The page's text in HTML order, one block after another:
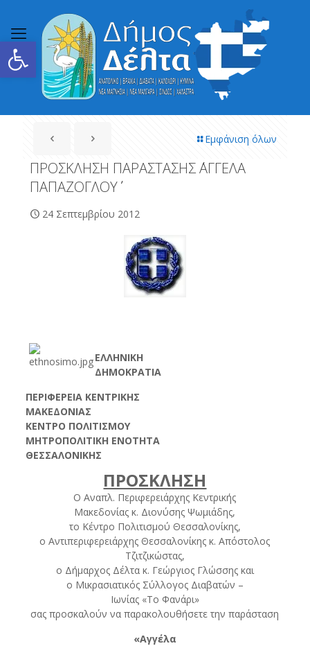
Ανοίξτε τη γραμμή εργαλείων
Εμφάνιση όλων
ΠΡΟΣΚΛΗΣΗ ΠΑΡΑΣΤΑΣΗΣ ΄΄ΑΓΓΕΛΑ
ΠΑΠΑΖΟΓΛΟΥ΄΄
24 Σεπτεμβρίου 2012
ΕΛΛΗΝΙΚΗ
ΔΗΜΟΚΡΑΤΙΑ
ΠΕΡΙΦΕΡΕΙΑ ΚΕΝΤΡΙΚΗΣ
ΜΑΚΕΔΟΝΙΑΣ
ΚΕΝΤΡΟ ΠΟΛΙΤΙΣΜΟΥ
ΜΗΤΡΟΠΟΛΙΤΙΚΗ ΕΝΟΤΗΤΑ
ΘΕΣΣΑΛΟΝΙΚΗΣ
ΠΡΟΣΚΛΗΣΗ
Ο Αναπλ. Περιφερειάρχης Κεντρικής
Μακεδονίας κ. Διονύσης Ψωμιάδης,
το Κέντρο Πολιτισμού Θεσσαλονίκης,
ο Αντιπεριφερειάρχης Θεσσαλονίκης κ. Απόστολος
Τζιτζικώστας,
ο Δήμαρχος Δέλτα κ. Γεώργιος Γλώσσης και
ο Μικρασιατικός Σύλλογος Διαβατών –
Ιωνίας «Το Φανάρι»
σας προσκαλούν να παρακολουθήσετε την παράσταση
«Αγγέλα